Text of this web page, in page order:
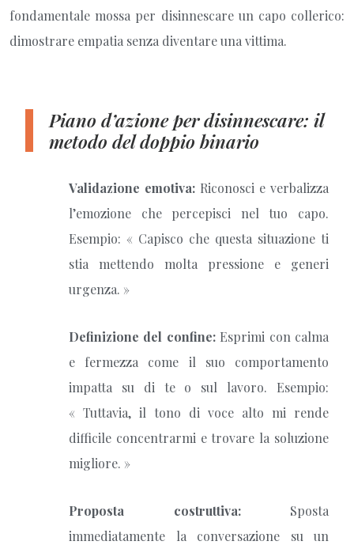
fondamentale mossa per disinnescare un capo collerico:
dimostrare empatia senza diventare una vittima.
Piano d’azione per disinnescare: il
metodo del doppio binario
Validazione emotiva: Riconosci e verbalizza
l’emozione che percepisci nel tuo capo.
Esempio: « Capisco che questa situazione ti
stia mettendo molta pressione e generi
urgenza. »
Definizione del confine:Esprimi con calma
e fermezza come il suo comportamento
impatta su di te o sul lavoro. Esempio:
« Tuttavia, il tono di voce alto mi rende
difficile concentrarmi e trovare la soluzione
migliore. »
Proposta costruttiva:Sposta
immediatamente la conversazione su un